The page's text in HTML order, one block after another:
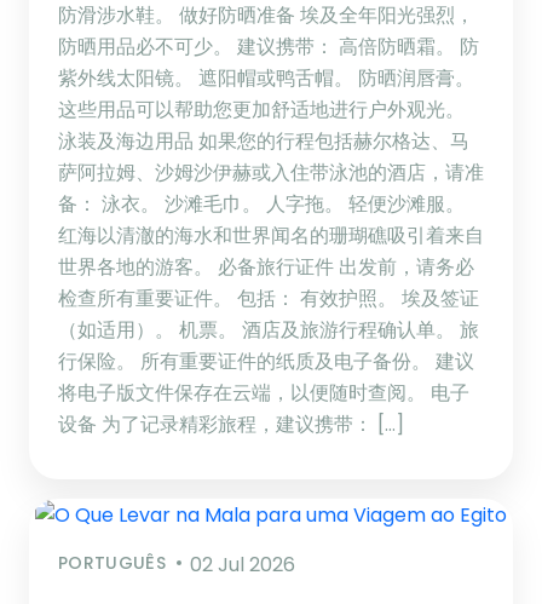
防滑涉水鞋。 做好防晒准备 埃及全年阳光强烈，
防晒用品必不可少。 建议携带： 高倍防晒霜。 防
紫外线太阳镜。 遮阳帽或鸭舌帽。 防晒润唇膏。
这些用品可以帮助您更加舒适地进行户外观光。
泳装及海边用品 如果您的行程包括赫尔格达、马
萨阿拉姆、沙姆沙伊赫或入住带泳池的酒店，请准
备： 泳衣。 沙滩毛巾。 人字拖。 轻便沙滩服。
红海以清澈的海水和世界闻名的珊瑚礁吸引着来自
世界各地的游客。 必备旅行证件 出发前，请务必
检查所有重要证件。 包括： 有效护照。 埃及签证
（如适用）。 机票。 酒店及旅游行程确认单。 旅
行保险。 所有重要证件的纸质及电子备份。 建议
将电子版文件保存在云端，以便随时查阅。 电子
设备 为了记录精彩旅程，建议携带： […]
PORTUGUÊS 02 Jul 2026